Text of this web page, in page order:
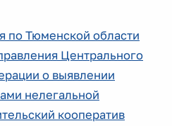
по Тюменской области
Центрального
о выявлении
нелегальной
кооператив